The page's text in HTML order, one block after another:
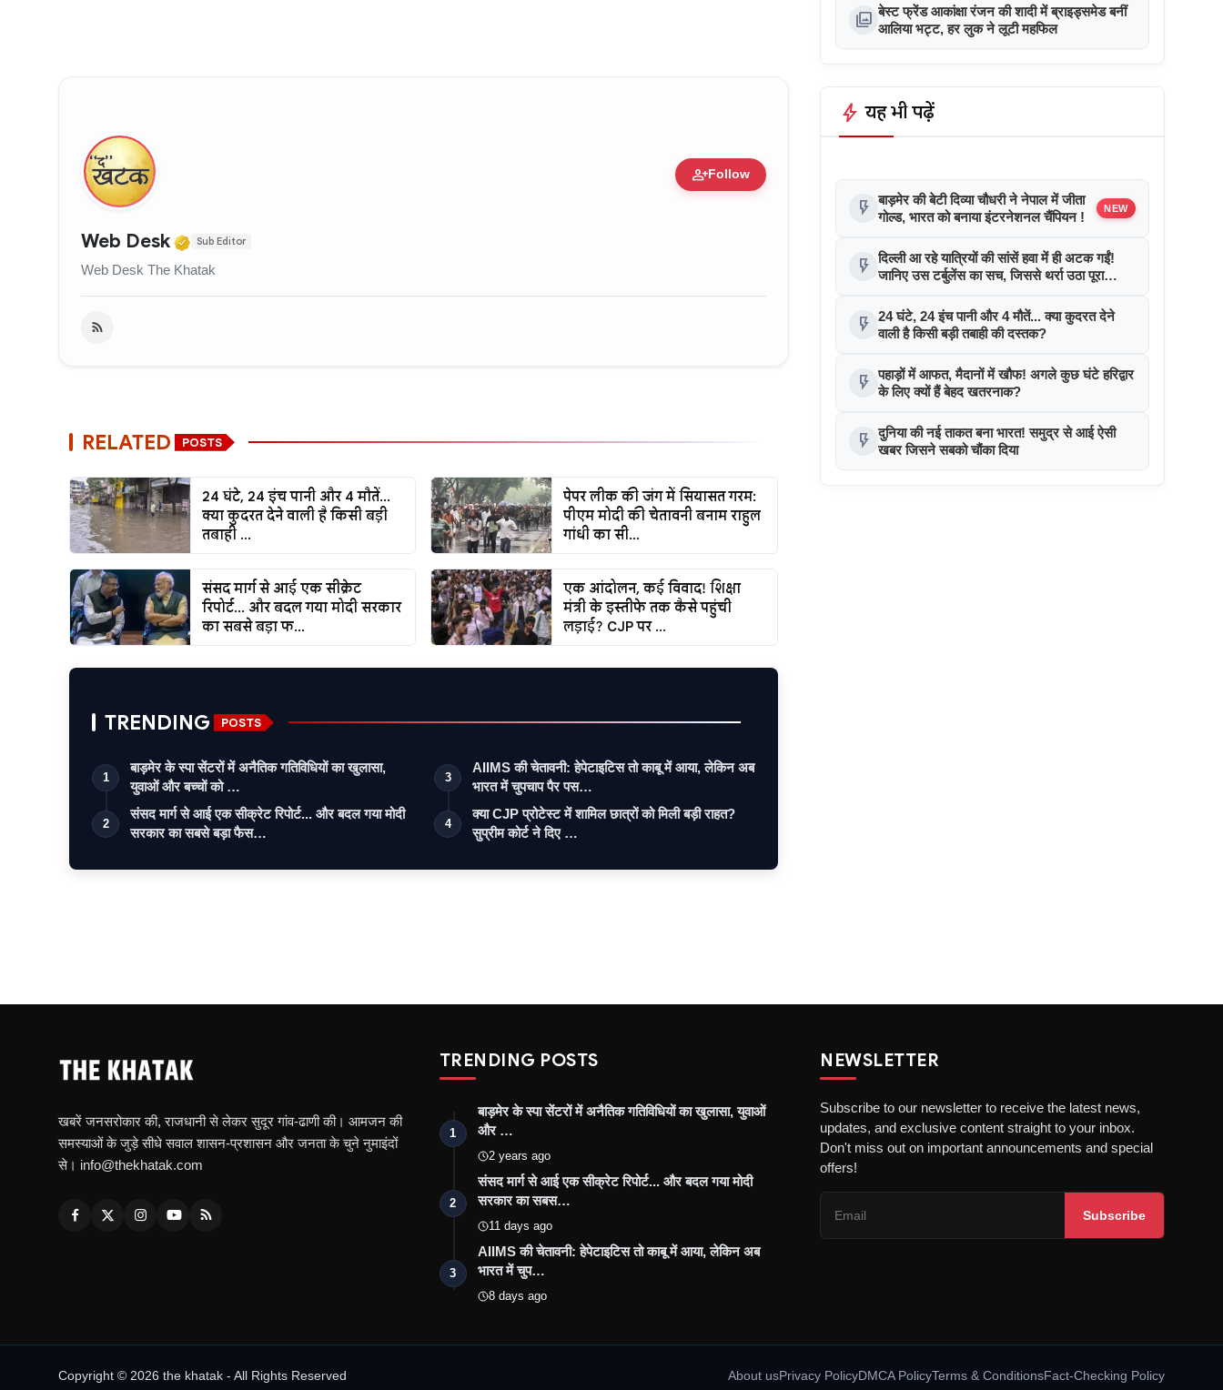
person_addFollow
Web Desk Verified Media or Organization • 11 Jun, 2026
Sub Editor
Web Desk The Khatak
RELATED POSTS
24 घंटे, 24 इंच पानी और 4 मौतें...
क्या कुदरत देने वाली है किसी बड़ी
तबाही ...
पेपर लीक की जंग में सियासत गरम:
पीएम मोदी की चेतावनी बनाम राहुल
गांधी का सी...
संसद मार्ग से आई एक सीक्रेट
रिपोर्ट... और बदल गया मोदी सरकार
का सबसे बड़ा फ...
एक आंदोलन, कई विवाद! शिक्षा
मंत्री के इस्तीफे तक कैसे पहुंची
लड़ाई? CJP पर ...
TRENDING POSTS
1
बाड़मेर के स्पा सेंटरों में अनैतिक गतिविधियों का खुलासा,
युवाओं और बच्चों को …
2
संसद मार्ग से आई एक सीक्रेट रिपोर्ट... और बदल गया मोदी
सरकार का सबसे बड़ा फैस…
3
AIIMS की चेतावनी: हेपेटाइटिस तो काबू में आया, लेकिन अब
भारत में चुपचाप पैर पस…
4
क्या CJP प्रोटेस्ट में शामिल छात्रों को मिली बड़ी राहत?
सुप्रीम कोर्ट ने दिए …
photo_library बेस्ट फ्रेंड आकांक्षा रंजन की शादी में ब्राइड्समेड बनीं
आलिया भट्ट, हर लुक ने लूटी महफिल
bolt यह भी पढ़ें
flash_on बाड़मेर की बेटी दिव्या चौधरी ने नेपाल में जीता
गोल्ड, भारत को बनाया इंटरनेशनल चैंपियन !
NEW
flash_on दिल्ली आ रहे यात्रियों की सांसें हवा में ही अटक गईं!
जानिए उस टर्बुलेंस का सच, जिससे थर्रा उठा पूरा
flash_on 24 घंटे, 24 इंच पानी और 4 मौतें... क्या कुदरत देने
वाली है किसी बड़ी तबाही की दस्तक?
flash_on पहाड़ों में आफत, मैदानों में खौफ! अगले कुछ घंटे हरिद्वार
के लिए क्यों हैं बेहद खतरनाक?
flash_on दुनिया की नई ताकत बना भारत! समुद्र से आई ऐसी
खबर जिसने सबको चौंका दिया
खबरें जनसरोकार की, राजधानी से लेकर सुदूर गांव-ढाणी की। आमजन की
समस्याओं के जुड़े सीधे सवाल शासन-प्रशासन और जनता के चुने नुमाइंदों
से। info@thekhatak.com
TRENDING POSTS
1
बाड़मेर के स्पा सेंटरों में अनैतिक गतिविधियों का खुलासा, युवाओं
और …
2 years ago
2
संसद मार्ग से आई एक सीक्रेट रिपोर्ट... और बदल गया मोदी
सरकार का सबस…
11 days ago
3
AIIMS की चेतावनी: हेपेटाइटिस तो काबू में आया, लेकिन अब
भारत में चुप…
8 days ago
NEWSLETTER
Subscribe to our newsletter to receive the latest news,
updates, and exclusive content straight to your inbox.
Don't miss out on important announcements and special
offers!
Subscribe
Copyright © 2026 the khatak - All Rights Reserved About usPrivacy PolicyDMCA PolicyTerms & ConditionsFact-Checking Policy